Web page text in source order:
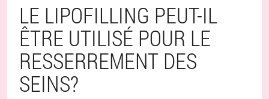
LE LIPOFILLING PEUT-IL
ÊTRE UTILISÉ POUR LE
RESSERREMENT DES
SEINS?